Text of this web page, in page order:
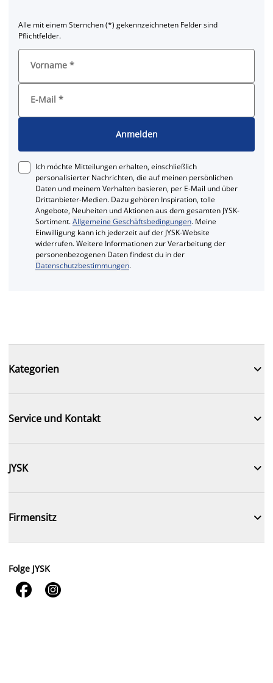
Alle mit einem Sternchen (*) gekennzeichneten Felder sind
Pflichtfelder.
Vorname *
E-Mail *
Anmelden
Ich möchte Mitteilungen erhalten, einschließlich
personalisierter Nachrichten, die auf meinen persönlichen
Daten und meinem Verhalten basieren, per E-Mail und über
Drittanbieter-Medien. Dazu gehören Inspiration, tolle
Angebote, Neuheiten und Aktionen aus dem gesamten JYSK-
Sortiment.Allgemeine Geschäftsbedingungen. Meine
Einwilligung kann ich jederzeit auf der JYSK-Website
widerrufen. Weitere Informationen zur Verarbeitung der
personenbezogenen Daten findest du in der
Datenschutzbestimmungen.
Kategorien 
Service und Kontakt 
JYSK 
Firmensitz 
Folge JYSK
 